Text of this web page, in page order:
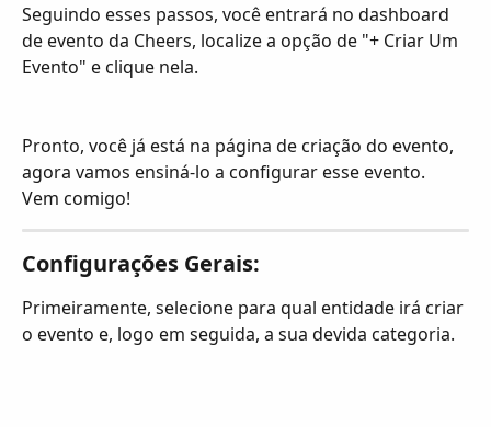
Seguindo esses passos, você entrará no dashboard
de evento da Cheers, localize a opção de "+ Criar Um
Evento" e clique nela.
Pronto, você já está na página de criação do evento,
agora vamos ensiná-lo a configurar esse evento.
Vem comigo!
Configurações Gerais:
Primeiramente, selecione para qual entidade irá criar
o evento e, logo em seguida, a sua devida categoria.